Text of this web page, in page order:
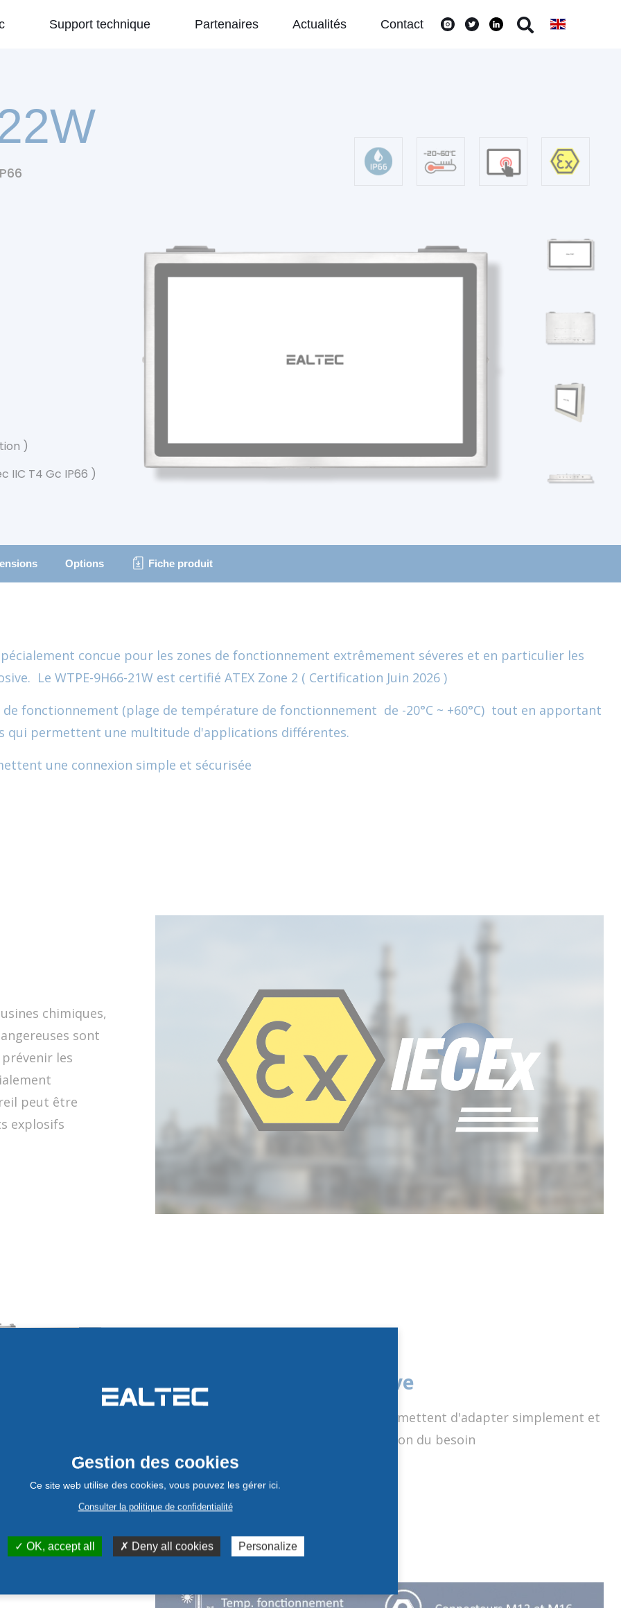
Support technique Partenaires Actualités Contact
)
IIC T4 Gc IP66 )
Options Fiche produit
concue pour les zones de fonctionnement extrêmement séveres et en particulier les
Le WTPE-9H66-21W est certifié ATEX Zone 2 ( Certification Juin 2026 )
fonctionnement (plage de température de fonctionnement de -20°C ~ +60°C) tout en apportant
qui permettent une multitude d'applications différentes.
une connexion simple et sécurisée
chimiques,
sont
les
peut être
explosifs
Connectique évolutive
Des connecteurs M12 et M16 permettent d'adapter simplement et
efficacement le cablage en fonction du besoin
Votre demande de retour a bien été prise en compte
TÉLÉCHARGER LE BON
DE RETOUR
Gestion des cookies
Ce site web utilise des cookies, vous pouvez les gérer ici.
Consulter la politique de confidentialité
OK, accept all Deny all cookies Personalize